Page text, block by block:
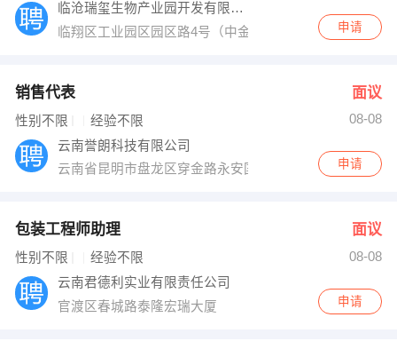
编辑
跟单
其他职位
临沧瑞玺生物产业园开发有限公司
临翔区工业园区园区路4号（中金科创园13栋5号）
申请
销售代表 面议
性别不限 经验不限
08-08
云南誉朗科技有限公司
云南省昆明市盘龙区穿金路永安国际写字楼35层申请
包装工程师助理 面议
性别不限 经验不限
08-08
云南君德利实业有限责任公司
官渡区春城路泰隆宏瑞大厦
申请